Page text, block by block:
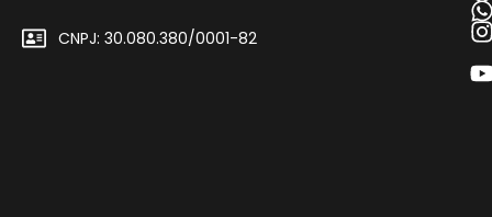
CNPJ: 30.080.380/0001-82